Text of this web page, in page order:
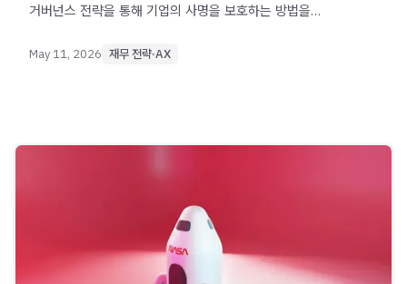
거버넌스 전략을 통해 기업의 사명을 보호하는 방법을
May 11, 2026 재무 전략·AX